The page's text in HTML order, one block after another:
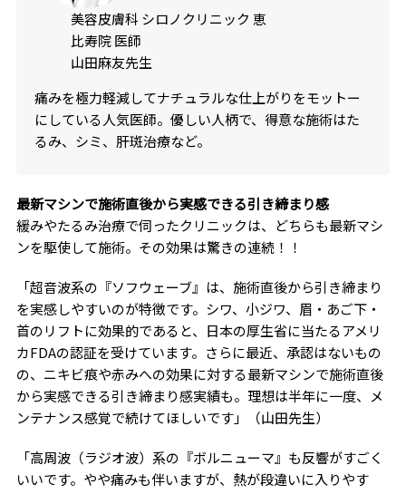
美容皮膚科 シロノクリニック 恵
比寿院 医師
山田麻友先生
痛みを極力軽減してナチュラルな仕上がりをモットー
にしている人気医師。優しい人柄で、得意な施術はた
るみ、シミ、肝斑治療など。
最新マシンで施術直後から実感できる引き締まり感
緩みやたるみ治療で伺ったクリニックは、どちらも最新マシ
ンを駆使して施術。その効果は驚きの連続！！
「超音波系の『ソフウェーブ』は、施術直後から引き締まり
を実感しやすいのが特徴です。シワ、小ジワ、眉・あご下・
首のリフトに効果的であると、日本の厚生省に当たるアメリ
カFDAの認証を受けています。さらに最近、承認はないもの
の、ニキビ痕や赤みへの効果に対する最新マシンで施術直後
から実感できる引き締まり感実績も。理想は半年に一度、メ
ンテナンス感覚で続けてほしいです」（山田先生）
「高周波（ラジオ波）系の『ボルニューマ』も反響がすごく
いいです。やや痛みも伴いますが、熱が段違いに入りやす